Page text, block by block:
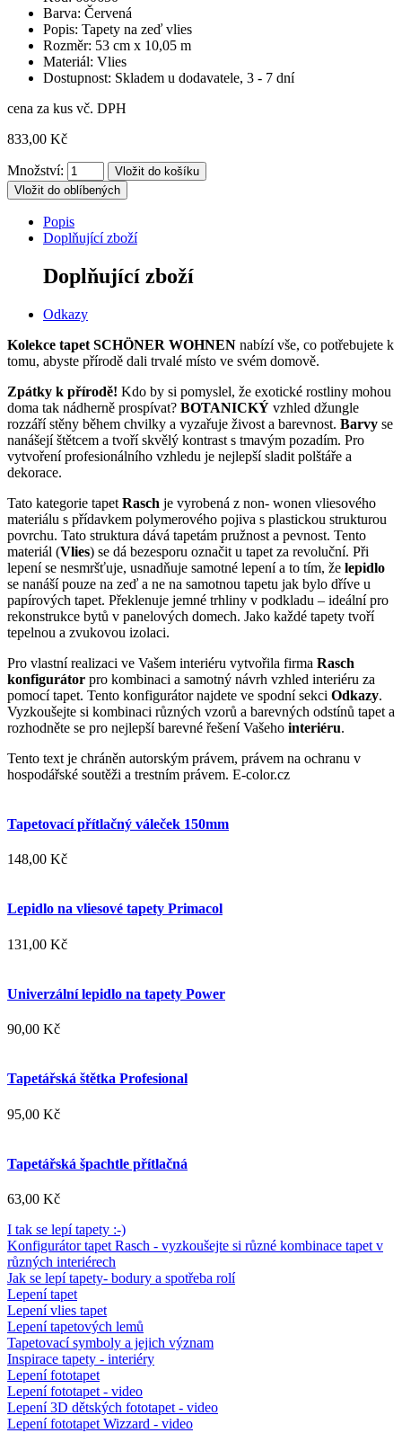
Barva: Červená
Popis: Tapety na zeď vlies
Rozměr: 53 cm x 10,05 m
Materiál: Vlies
Dostupnost: Skladem u dodavatele, 3 - 7 dní
cena za kus vč. DPH
833,00 Kč
Množství:
Vložit do oblíbených
Popis
Doplňující zboží
Doplňující zboží
Odkazy
Kolekce tapet SCHÖNER WOHNEN nabízí vše, co potřebujete k
tomu, abyste přírodě dali trvalé místo ve svém domově.
Zpátky k přírodě! Kdo by si pomyslel, že exotické rostliny mohou
doma tak nádherně prospívat? BOTANICKÝ vzhled džungle
rozzáří stěny během chvilky a vyzařuje živost a barevnost. Barvy se
nanášejí štětcem a tvoří skvělý kontrast s tmavým pozadím. Pro
vytvoření profesionálního vzhledu je nejlepší sladit polštáře a
dekorace.
Tato kategorie tapet Rasch je vyrobená z non- wonen vliesového
materiálu s přídavkem polymerového pojiva s plastickou strukturou
povrchu. Tato struktura dává tapetám pružnost a pevnost. Tento
materiál (Vlies) se dá bezesporu označit u tapet za revoluční. Při
lepení se nesmršťuje, usnadňuje samotné lepení a to tím, že lepidlo
se nanáší pouze na zeď a ne na samotnou tapetu jak bylo dříve u
papírových tapet. Překlenuje jemné trhliny v podkladu – ideální pro
rekonstrukce bytů v panelových domech. Jako každé tapety tvoří
tepelnou a zvukovou izolaci.
Pro vlastní realizaci ve Vašem interiéru vytvořila firma Rasch
konfigurátor pro kombinaci a samotný návrh vzhled interiéru za
pomocí tapet. Tento konfigurátor najdete ve spodní sekci Odkazy.
Vyzkoušejte si kombinaci různých vzorů a barevných odstínů tapet a
rozhodněte se pro nejlepší barevné řešení Vašeho interiéru.
Tento text je chráněn autorským právem, právem na ochranu v
hospodářské soutěži a trestním právem. E-color.cz
Tapetovací přítlačný váleček 150mm
148,00 Kč
Lepidlo na vliesové tapety Primacol
131,00 Kč
Univerzální lepidlo na tapety Power
90,00 Kč
Tapetářská štětka Profesional
95,00 Kč
Tapetářská špachtle přítlačná
63,00 Kč
I tak se lepí tapety :-)
Konfigurátor tapet Rasch - vyzkoušejte si různé kombinace tapet v
různých interiérech
Jak se lepí tapety- bodury a spotřeba rolí
Lepení tapet
Lepení vlies tapet
Lepení tapetových lemů
Tapetovací symboly a jejich význam
Inspirace tapety - interiéry
Lepení fototapet
Lepení fototapet - video
Lepení 3D dětských fototapet - video
Lepení fototapet Wizzard - video